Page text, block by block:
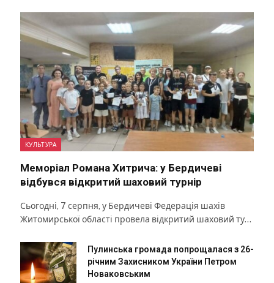
КУЛЬТУРА
Меморіал Романа Хитрича: у Бердичеві
відбувся відкритий шаховий турнір
Сьогодні, 7 серпня, у Бердичеві Федерація шахів
Житомирської області провела відкритий шаховий ту…
Пулинська громада попрощалася з 26-
річним Захисником України Петром
Новаковським